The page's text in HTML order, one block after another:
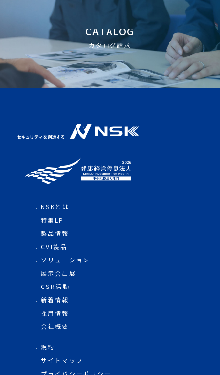
CATALOG
カタログ請求
NSKとは
特集LP
製品情報
CVI製品
ソリューション
展示会出展
CSR活動
新着情報
採用情報
会社概要
規約
サイトマップ
プライバシーポリシー